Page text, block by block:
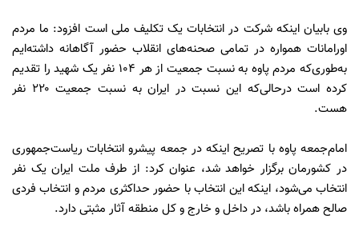
وی بابیان اینکه شرکت در انتخابات یک تکلیف ملی است افزود: ما مردم
اورامانات همواره در تمامی صحنه‌های انقلاب حضور آگاهانه داشته‌ایم
به‌طوری‌که مردم پاوه به نسبت جمعیت از هر ۱۰۴ نفر یک شهید را تقدیم
کرده است‌ درحالی‌که این نسبت در ایران به نسبت جمعیت ۲۲۰ نفر
هست.
امام‌جمعه پاوه با تصریح اینکه در جمعه پیشرو انتخابات ریاست‌جمهوری
در کشورمان برگزار خواهد شد، عنوان کرد: از طرف ملت ایران یک نفر
انتخاب می‌شود، اینکه این انتخاب با حضور حداکثری مردم و انتخاب فردی
صالح همراه باشد، در داخل و خارج و کل منطقه آثار مثبتی دارد.